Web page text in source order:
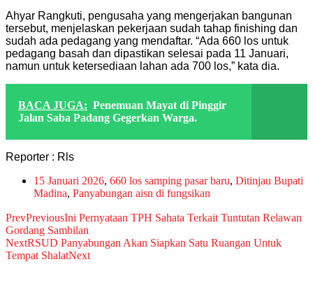
Ahyar Rangkuti, pengusaha yang mengerjakan bangunan
tersebut, menjelaskan pekerjaan sudah tahap finishing dan
sudah ada pedagang yang mendaftar. “Ada 660 los untuk
pedagang basah dan dipastikan selesai pada 11 Januari,
namun untuk ketersediaan lahan ada 700 los,” kata dia.
BACA JUGA: Penemuan Mayat di Pinggir
Jalan Saba Padang Gegerkan Warga.
Reporter : Rls
15 Januari 2026, 660 los samping pasar baru, Ditinjau Bupati
Madina, Panyabungan aisn di fungsikan
PrevPreviousIni Pernyataan TPH Sahata Terkait Tuntutan Relawan
Gordang Sambilan
NextRSUD Panyabungan Akan Siapkan Satu Ruangan Untuk
Tempat ShalatNext